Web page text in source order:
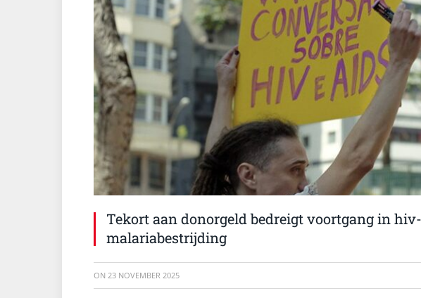
Tekort aan donorgeld bedreigt voortgang in
malariabestrijding
ON 23 NOVEMBER 2025